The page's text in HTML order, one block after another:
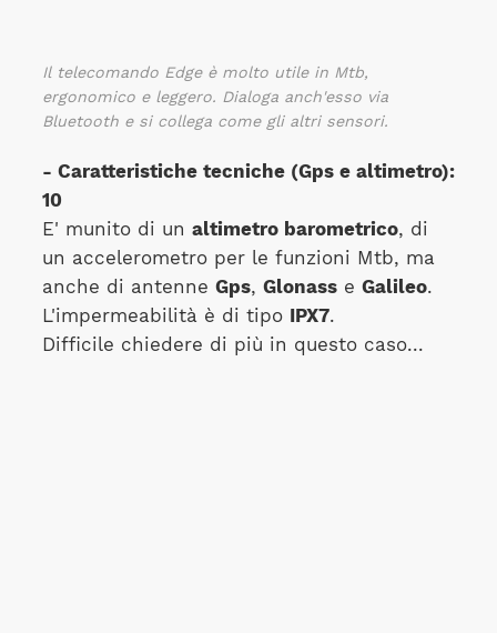
Il telecomando Edge è molto utile in Mtb,
ergonomico e leggero. Dialoga anch'esso via
Bluetooth e si collega come gli altri sensori.
- Caratteristiche tecniche (Gps e altimetro):
10
E' munito di un altimetro barometrico, di
un accelerometro per le funzioni Mtb, ma
anche di antenne Gps, Glonasse Galileo.
L'impermeabilità è di tipo
IPX7.
Difficile chiedere di più in questo caso...